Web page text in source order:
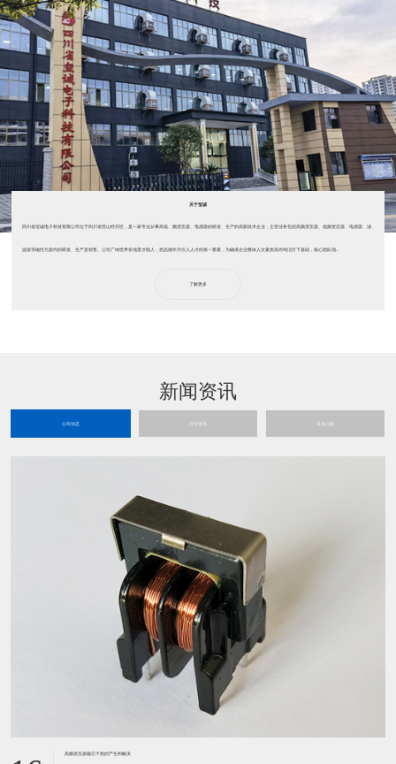
关于玺诚
四川省玺诚电子科技有限公司位于四川省营山经开区，是一家专业从事高低、频变压器、电感器的研发、生产的高新技术企业，主营业务包括高频变压器、低频变压器、电感器、滤
波器等磁性元器件的研发、生产及销售。公司广纳世界各地贤才能人，把品德作为引入人才的第一要素，为确保企业整体人文素质高尚纯洁打下基础，核心团队现...
了解更多
新闻资讯
公司动态 行业资讯 常见问题
高频变压器磁芯干扰的产生和解决